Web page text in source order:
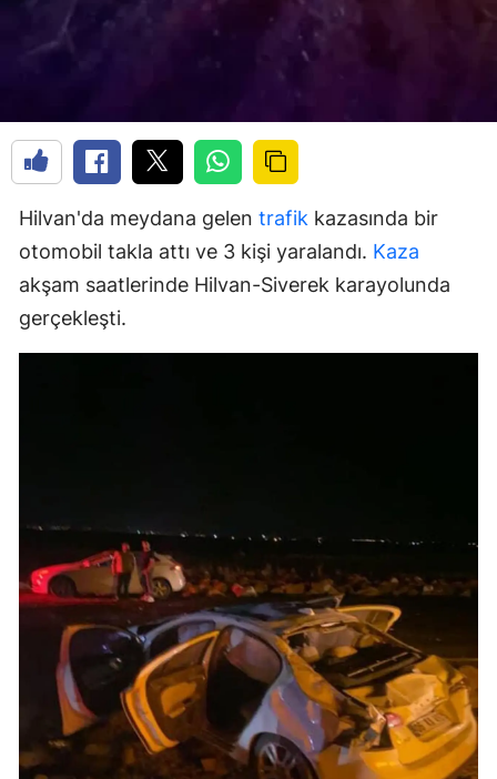
Hilvan'da meydana gelen trafik kazasında bir
otomobil takla attı ve 3 kişi yaralandı. Kaza
akşam saatlerinde Hilvan-Siverek karayolunda
gerçekleşti.